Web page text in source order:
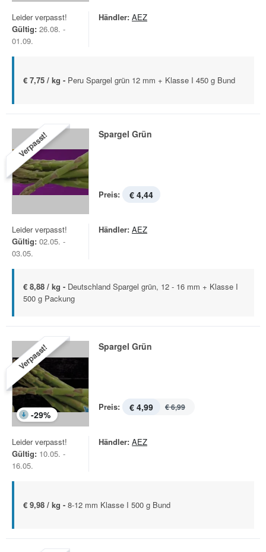
Leider verpasst!
Gültig: 26.08. -
01.09.
Händler: AEZ
€ 7,75 / kg - Peru Spargel grün 12 mm + Klasse I 450 g Bund
Verpasst! Spargel Grün
Preis: € 4,44
Leider verpasst!
Gültig: 02.05. -
03.05.
Händler: AEZ
€ 8,88 / kg - Deutschland Spargel grün, 12 - 16 mm + Klasse I
500 g Packung
Verpasst!
-29%
Spargel Grün
Preis: € 4,99 € 6,99
Leider verpasst!
Gültig: 10.05. -
16.05.
Händler: AEZ
€ 9,98 / kg - 8-12 mm Klasse I 500 g Bund